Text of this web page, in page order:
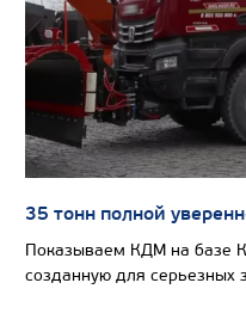
Экологический
Вместимость
Направление
Колесная формула
35 тонн полной
Показываем КДМ на базе
созданную для серьезных